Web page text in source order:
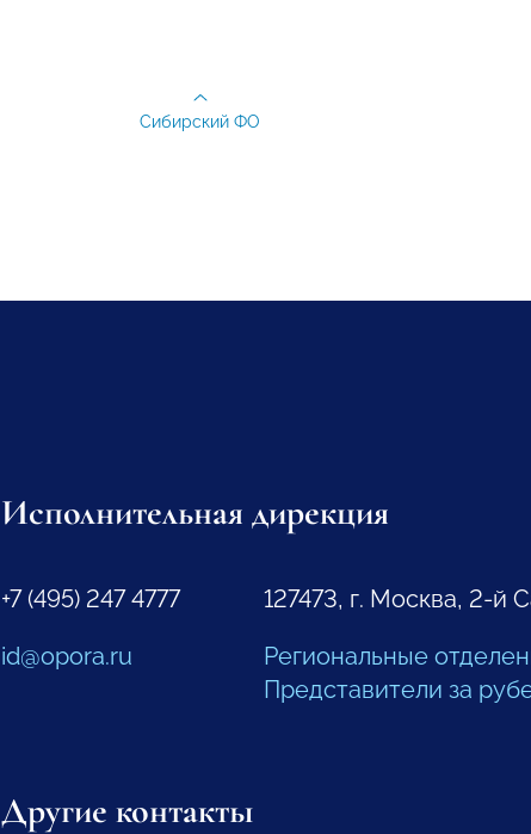
Сибирский ФО
Исполнительная дирекция
+7 (495) 247 4777
id@opora.ru
127473, г. Москва, 2-й
Региональные
Представители за
Другие контакты